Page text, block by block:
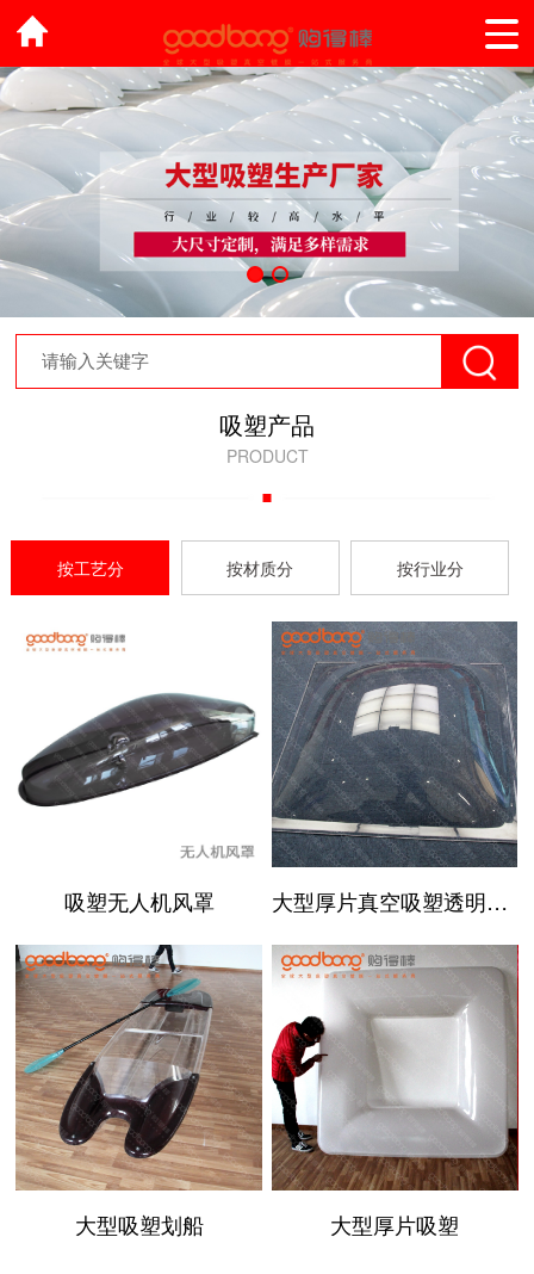
吸塑产品
PRODUCT
按工艺分 按材质分 按行业分
吸塑无人机风罩 大型厚片真空吸塑透明罩子
大型吸塑划船 大型厚片吸塑